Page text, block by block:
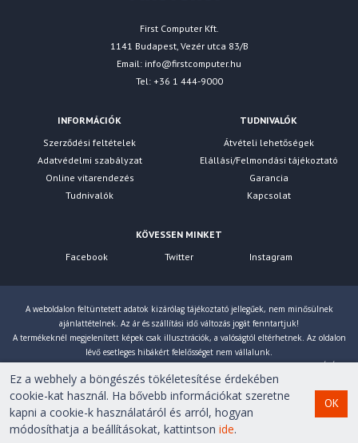
First Computer Kft.
1141 Budapest, Vezér utca 83/B
Email: info@firstcomputer.hu
Tel: +36 1 444-9000
INFORMÁCIÓK
Szerződési feltételek
Adatvédelmi szabályzat
Online vitarendezés
Tudnivalók
TUDNIVALÓK
Átvételi lehetőségek
Elállási/Felmondási tájékoztató
Garancia
Kapcsolat
KÖVESSEN MINKET
Facebook
Twitter Instagram
A weboldalon feltüntetett adatok kizárólag tájékoztató jellegűek, nem minősülnek
ajánlattételnek. Az ár és szállítási idő változás jogát fenntartjuk!
A termékeknél megjelenített képek csak illusztrációk, a valóságtól eltérhetnek. Az oldalon
lévő esetleges hibákért felelősséget nem vállalunk.
Eltérés esetén a gyártó által megadott paraméterek érvényesek! Bruttó árainkat 27% ÁFÁ-val
számoljuk!
Copyright © 2007-2026 First Computer Kft. Minden jog
fenntartva!
Ez a webhely a böngészés tökéletesítése érdekében
cookie-kat használ. Ha bővebb információkat szeretne
kapni a cookie-k használatáról és arról, hogyan
módosíthatja a beállításokat, kattintsonide.
OK